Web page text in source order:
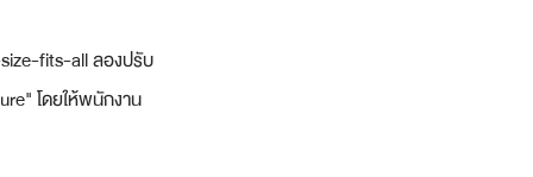
fits-all ลองปรับ
โดยให้พนักงาน